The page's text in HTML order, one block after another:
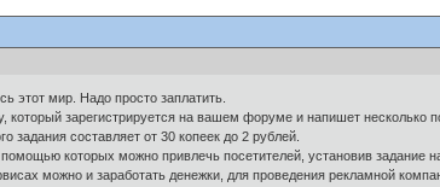
этот мир. Надо просто заплатить.
который зарегистрируется на вашем форуме и напишет несколько
задания составляет от 30 копеек до 2 рублей.
которых можно привлечь посетителей, установив задание
можно и заработать денежки, для проведения рекламной